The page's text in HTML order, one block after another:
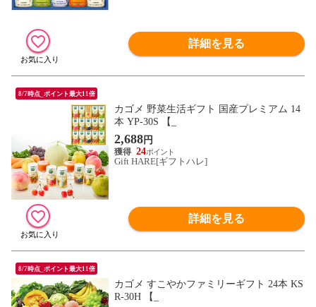
詳細を見る
8/7時点_ポイント最大11倍
カゴメ 野菜生活ギフト 国産プレミアム 14
本 YP-30S 【_
2,688円
24
Gift HARE[ギフトハレ]
詳細を見る
8/7時点_ポイント最大11倍
カゴメ すこやかファミリーギフト 24本 KS
R-30H 【_